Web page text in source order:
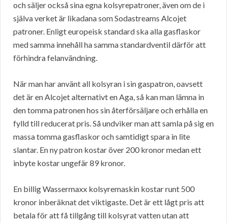
och säljer också sina egna kolsyrepatroner, även om de i
själva verket är likadana som Sodastreams Alcojet
patroner. Enligt europeisk standard ska alla gasflaskor
med samma innehåll ha samma standardventil därför att
förhindra felanvändning.
När man har använt all kolsyran i sin gaspatron, oavsett
det är en Alcojet alternativt en Aga, så kan man lämna in
den tomma patronen hos sin återförsäljare och erhålla en
fylld till reducerat pris. Så undviker man att samla på sig en
massa tomma gasflaskor och samtidigt spara in lite
slantar. En ny patron kostar över 200 kronor medan ett
inbyte kostar ungefär 89 kronor.
En billig Wassermaxx kolsyremaskin kostar runt 500
kronor inberäknat det viktigaste. Det är ett lågt pris att
betala för att få tillgång till kolsyrat vatten utan att